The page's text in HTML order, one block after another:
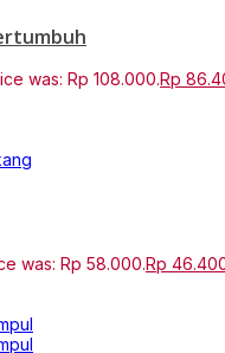
was: Rp 108.000.Rp
was: Rp 58.000.Rp